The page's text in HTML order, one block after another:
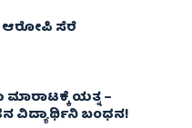
ಆರೋಪಿ ಸೆರೆ
ಯತ್ನ –
ವಿದ್ಯಾರ್ಥಿನಿ ಬಂಧನ!